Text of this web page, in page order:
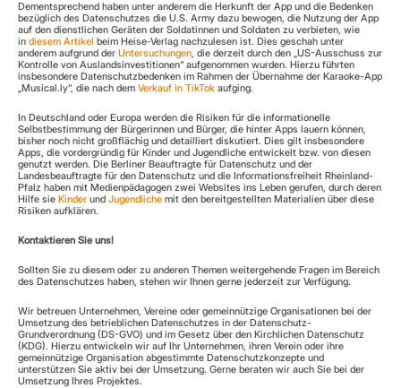
Dementsprechend haben unter anderem die Herkunft der App und die Bedenken
bezüglich des Datenschutzes die U.S. Army dazu bewogen, die Nutzung der App
auf den dienstlichen Geräten der Soldatinnen und Soldaten zu verbieten, wie
in diesem Artikel beim Heise-Verlag nachzulesen ist. Dies geschah unter
anderem aufgrund der Untersuchungen, die derzeit durch den „US-Ausschuss zur
Kontrolle von Auslandsinvestitionen“ aufgenommen wurden. Hierzu führten
insbesondere Datenschutzbedenken im Rahmen der Übernahme der Karaoke-App
„Musical.ly“, die nach dem Verkauf in TikTok aufging.
In Deutschland oder Europa werden die Risiken für die informationelle
Selbstbestimmung der Bürgerinnen und Bürger, die hinter Apps lauern können,
bisher noch nicht großflächig und detailliert diskutiert. Dies gilt insbesondere
Apps, die vordergründig für Kinder und Jugendliche entwickelt bzw. von diesen
genutzt werden. Die Berliner Beauftragte für Datenschutz und der
Landesbeauftragte für den Datenschutz und die Informationsfreiheit Rheinland-
Pfalz haben mit Medienpädagogen zwei Websites ins Leben gerufen, durch deren
Hilfe sie Kinder und Jugendliche mit den bereitgestellten Materialien über diese
Risiken aufklären.
Kontaktieren Sie uns!
Sollten Sie zu diesem oder zu anderen Themen weitergehende Fragen im Bereich
des Datenschutzes haben, stehen wir Ihnen gerne jederzeit zur Verfügung.
Wir betreuen Unternehmen, Vereine oder gemeinnützige Organisationen bei der
Umsetzung des betrieblichen Datenschutzes in der Datenschutz-
Grundverordnung (DS-GVO) und im Gesetz über den Kirchlichen Datenschutz
(KDG). Hierzu entwickeln wir auf Ihr Unternehmen, ihren Verein oder ihre
gemeinnützige Organisation abgestimmte Datenschutzkonzepte und
unterstützen Sie aktiv bei der Umsetzung. Gerne beraten wir auch Sie bei der
Umsetzung Ihres Projektes.